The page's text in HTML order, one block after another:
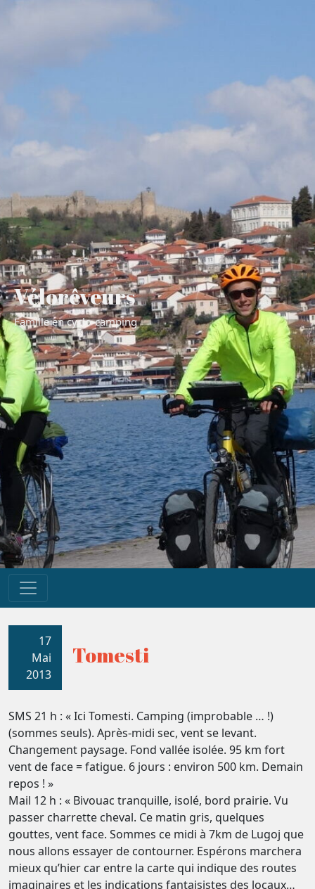
Vélorêveurs
Famille en cyclo-camping
17
Mai
2013
Tomesti
SMS 21 h : « Ici Tomesti. Camping (improbable … !)
(sommes seuls). Après-midi sec, vent se levant.
Changement paysage. Fond vallée isolée. 95 km fort
vent de face = fatigue. 6 jours : environ 500 km. Demain
repos ! »
Mail 12 h : « Bivouac tranquille, isolé, bord prairie. Vu
passer charrette cheval. Ce matin gris, quelques
gouttes, vent face. Sommes ce midi à 7km de Lugoj que
nous allons essayer de contourner. Espérons marchera
mieux qu’hier car entre la carte qui indique des routes
imaginaires et les indications fantaisistes des locaux…